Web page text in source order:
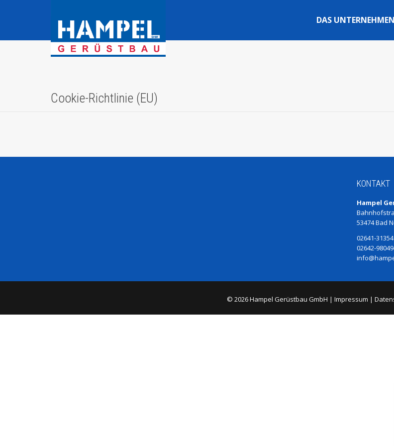
DAS UNTERNEHMEN
Cookie-Richtlinie (EU)
KONTAKT
Hampel
53474 Bad
02641-31354
02642-
© 2026 Hampel Gerüstbau GmbH | Impressum |